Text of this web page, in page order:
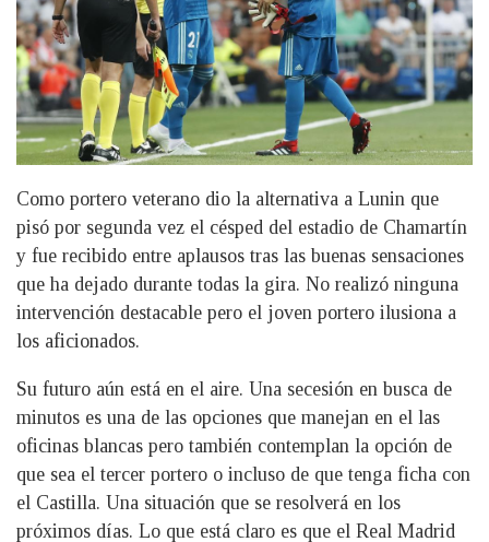
Como portero veterano dio la alternativa a Lunin que
pisó por segunda vez el césped del estadio de Chamartín
y fue recibido entre aplausos tras las buenas sensaciones
que ha dejado durante todas la gira. No realizó ninguna
intervención destacable pero el joven portero ilusiona a
los aficionados.
Su futuro aún está en el aire. Una secesión en busca de
minutos es una de las opciones que manejan en el las
oficinas blancas pero también contemplan la opción de
que sea el tercer portero o incluso de que tenga ficha con
el Castilla. Una situación que se resolverá en los
próximos días. Lo que está claro es que el Real Madrid